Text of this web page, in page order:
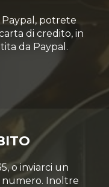
potrete
di credito, in
da Paypal.
o inviarci un
numero. Inoltre